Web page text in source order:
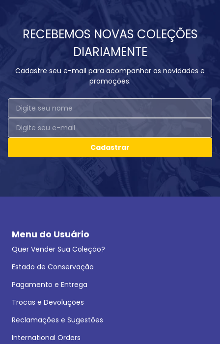
RECEBEMOS NOVAS COLEÇÕES
DIARIAMENTE
Cadastre seu e-mail para acompanhar as novidades e
promoções.
Cadastrar
Menu do Usuário
Quer Vender Sua Coleção?
Estado de Conservação
Pagamento e Entrega
Trocas e Devoluções
Reclamações e Sugestões
International Orders